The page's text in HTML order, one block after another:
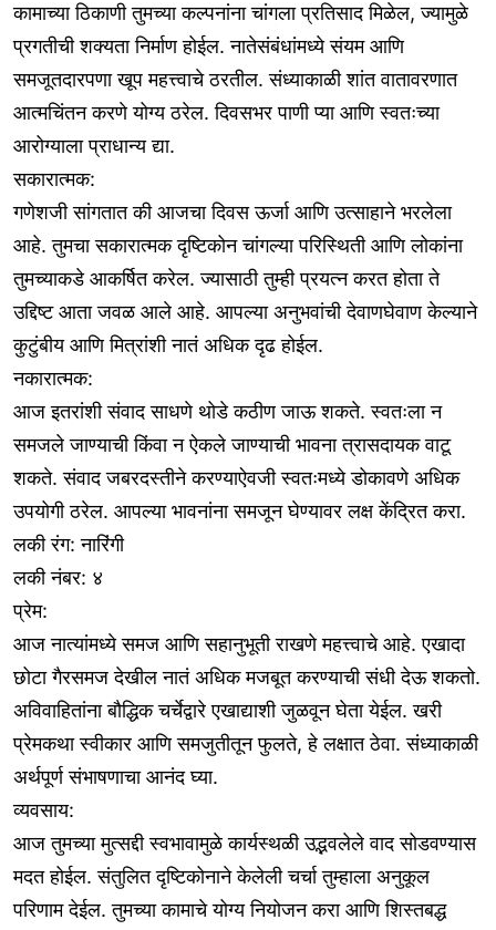
कामाच्या ठिकाणी तुमच्या कल्पनांना चांगला प्रतिसाद मिळेल, ज्यामुळे
प्रगतीची शक्यता निर्माण होईल. नातेसंबंधांमध्ये संयम आणि
समजूतदारपणा खूप महत्त्वाचे ठरतील. संध्याकाळी शांत वातावरणात
आत्मचिंतन करणे योग्य ठरेल. दिवसभर पाणी प्या आणि स्वतःच्या
आरोग्याला प्राधान्य द्या.
सकारात्मक:
गणेशजी सांगतात की आजचा दिवस ऊर्जा आणि उत्साहाने भरलेला
आहे. तुमचा सकारात्मक दृष्टिकोन चांगल्या परिस्थिती आणि लोकांना
तुमच्याकडे आकर्षित करेल. ज्यासाठी तुम्ही प्रयत्न करत होता ते
उद्दिष्ट आता जवळ आले आहे. आपल्या अनुभवांची देवाणघेवाण केल्याने
कुटुंबीय आणि मित्रांशी नातं अधिक दृढ होईल.
नकारात्मक:
आज इतरांशी संवाद साधणे थोडे कठीण जाऊ शकते. स्वतःला न
समजले जाण्याची किंवा न ऐकले जाण्याची भावना त्रासदायक वाटू
शकते. संवाद जबरदस्तीने करण्याऐवजी स्वतःमध्ये डोकावणे अधिक
उपयोगी ठरेल. आपल्या भावनांना समजून घेण्यावर लक्ष केंद्रित करा.
लकी रंग: नारिंगी
लकी नंबर: ४
प्रेम:
आज नात्यांमध्ये समज आणि सहानुभूती राखणे महत्त्वाचे आहे. एखादा
छोटा गैरसमज देखील नातं अधिक मजबूत करण्याची संधी देऊ शकतो.
अविवाहितांना बौद्धिक चर्चेद्वारे एखाद्याशी जुळवून घेता येईल. खरी
प्रेमकथा स्वीकार आणि समजुतीतून फुलते, हे लक्षात ठेवा. संध्याकाळी
अर्थपूर्ण संभाषणाचा आनंद घ्या.
व्यवसाय:
आज तुमच्या मुत्सद्दी स्वभावामुळे कार्यस्थळी उद्भवलेले वाद सोडवण्यास
मदत होईल. संतुलित दृष्टिकोनाने केलेली चर्चा तुम्हाला अनुकूल
परिणाम देईल. तुमच्या कामाचे योग्य नियोजन करा आणि शिस्तबद्ध